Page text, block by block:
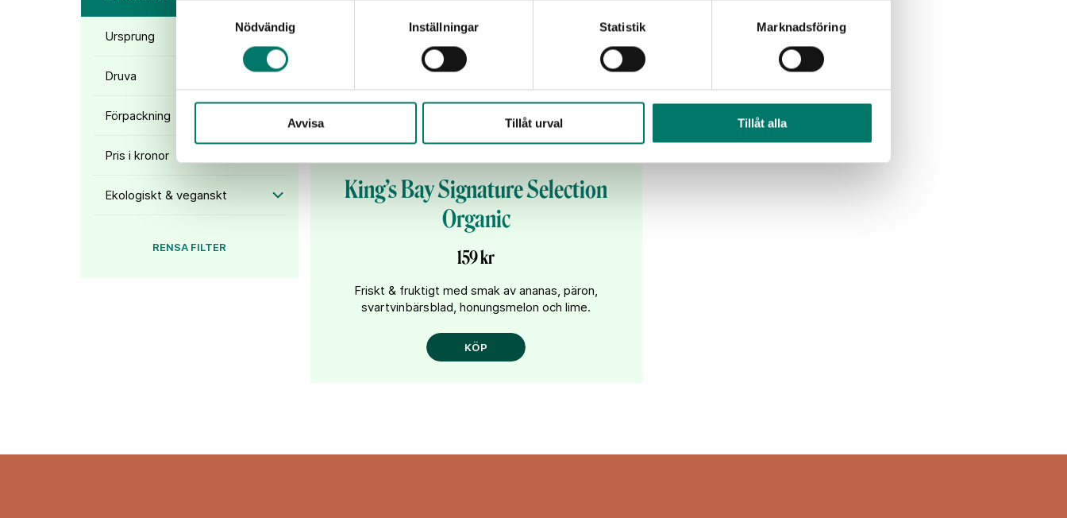
Nödvändig
Inställningar Statistik Marknadsföring
Avvisa Tillåt urval Tillåt alla
Ursprung
Druva
Förpackning
Pris i kronor
Ekologiskt & veganskt
RENSA FILTER
King’s Bay Signature Selection
Organic
159 kr
Friskt & fruktigt med smak av ananas, päron,
svartvinbärsblad, honungsmelon och lime.
KÖP